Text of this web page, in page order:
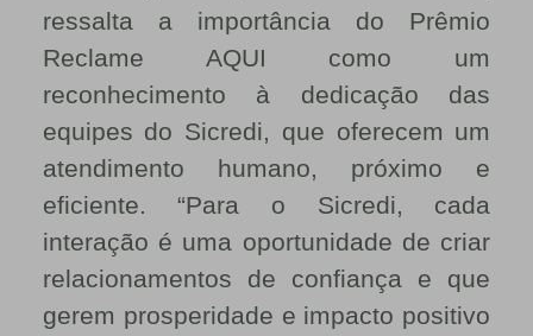
ressalta a importância do Prêmio
Reclame AQUI como um
reconhecimento à dedicação das
equipes do Sicredi, que oferecem um
atendimento humano, próximo e
eficiente. “Para o Sicredi, cada
interação é uma oportunidade de criar
relacionamentos de confiança e que
gerem prosperidade e impacto positivo